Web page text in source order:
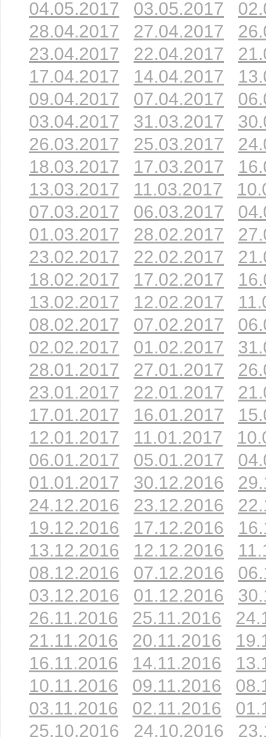
04.05.2017
03.05.2017
28.04.2017
27.04.2017
23.04.2017
22.04.2017
17.04.2017
14.04.2017
09.04.2017
07.04.2017
03.04.2017
31.03.2017
26.03.2017
25.03.2017
18.03.2017
17.03.2017
13.03.2017
11.03.2017
07.03.2017
06.03.2017
01.03.2017
28.02.2017
23.02.2017
22.02.2017
18.02.2017
17.02.2017
13.02.2017
12.02.2017
08.02.2017
07.02.2017
02.02.2017
01.02.2017
28.01.2017
27.01.2017
23.01.2017
22.01.2017
17.01.2017
16.01.2017
12.01.2017
11.01.2017
06.01.2017
05.01.2017
01.01.2017
30.12.2016
24.12.2016
23.12.2016
19.12.2016
17.12.2016
13.12.2016
12.12.2016
08.12.2016
07.12.2016
03.12.2016
01.12.2016
26.11.2016
25.11.2016
21.11.2016
20.11.2016
16.11.2016
14.11.2016
10.11.2016
09.11.2016
03.11.2016
02.11.2016
25.10.2016
24.10.2016